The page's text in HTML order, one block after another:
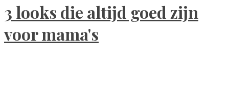
3 looks die altijd goed zijn
voor mama's